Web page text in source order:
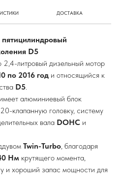
ДОСТАВКА
D5
2,4-литровый дизельный мотор
по 2016 год и относящийся к
D5.
алюминиевый блок
клапанную головку, систему
вала DOHC и
Twin-Turbo, благодаря
Нм крутящего момента,
и хороший запас мощности для